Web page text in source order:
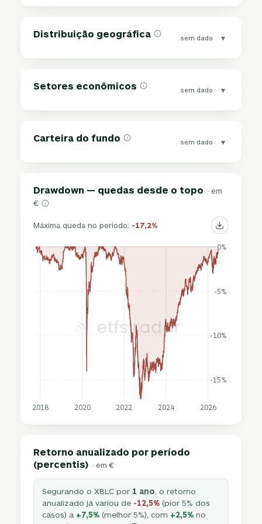
Distribuição geográfica sem dado ▾
Setores econômicos sem dado ▾
Carteira do fundo sem dado ▾
Drawdown — quedas desde o topo · em
€
Máxima queda no período: -17,2%
-15%
-10%
-5%
0%
2018 2020 2022 2024 2026
Retorno anualizado por período
(percentis) · em €
Segurando o XBLC por 1 ano , o retorno
anualizado já variou de -12,5% (pior 5% dos
casos) a +7,5% (melhor 5%), com +2,5% no